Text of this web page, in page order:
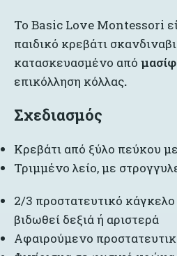
Το Basic Love Montessori
παιδικό κρεβάτι
κατασκευασμένο από
επικόλληση κόλλας.
Σχεδιασμός
Κρεβάτι από ξύλο πεύκου
Τριμμένο λείο, με
2/3 προστατευτικό
βιδωθεί δεξιά ή αριστερά
Αφαιρούμενο